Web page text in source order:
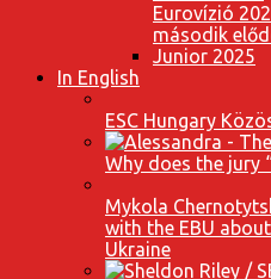
Eurovízió
második
Junior 2025
In English
ESC Hungary
Why does the jury
Mykola
with the EBU
Ukraine